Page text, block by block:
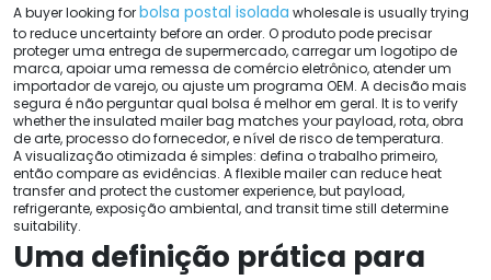
A buyer looking forbolsa postal isolada wholesale is usually trying
to reduce uncertainty before an order. O produto pode precisar
proteger uma entrega de supermercado, carregar um logotipo de
marca, apoiar uma remessa de comércio eletrônico, atender um
importador de varejo, ou ajuste um programa OEM. A decisão mais
segura é não perguntar qual bolsa é melhor em geral. It is to verify
whether the insulated mailer bag matches your payload, rota, obra
de arte, processo do fornecedor, e nível de risco de temperatura.
A visualização otimizada é simples: defina o trabalho primeiro,
então compare as evidências. A flexible mailer can reduce heat
transfer and protect the customer experience,but payload,
refrigerante, exposição ambiental,and transit time still determine
suitability.
Uma definição prática para